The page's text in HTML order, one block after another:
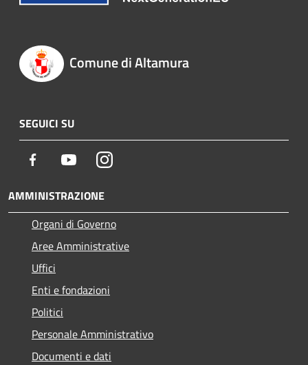
Comune di Altamura
SEGUICI SU
Facebook YoutubeInstagram
AMMINISTRAZIONE
Organi di Governo
Aree Amministrative
Uffici
Enti e fondazioni
Politici
Personale Amministrativo
Documenti e dati